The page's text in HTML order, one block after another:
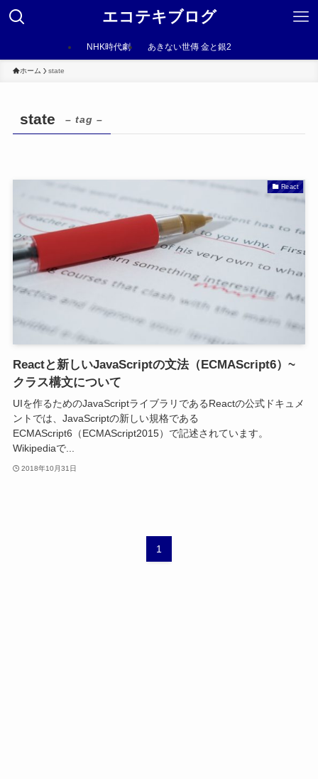
エコテキブログ
NHK時代劇 あきない世傳 金と銀2
ホーム state
state – tag –
React
Reactと新しいJavaScriptの文法（ECMAScript6）~
クラス構文について
UIを作るためのJavaScriptライブラリであるReactの公式ドキュメ
ントでは、JavaScriptの新しい規格である
ECMAScript6（ECMAScript2015）で記述されています。
Wikipediaで...
2018年10月31日
1